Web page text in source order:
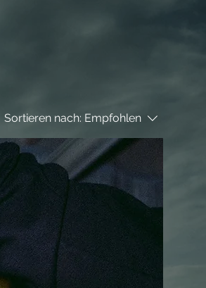
Sortieren nach: Empfohlen